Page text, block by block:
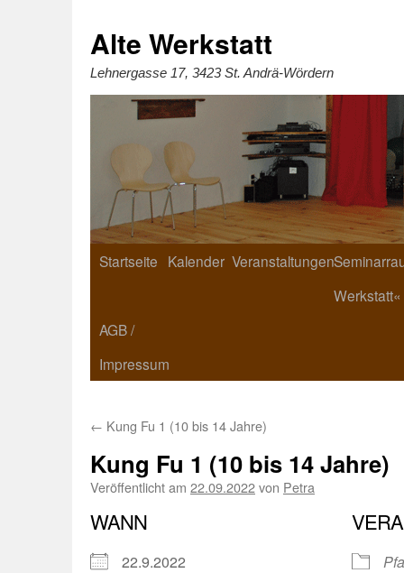
Alte Werkstatt
Lehnergasse 17, 3423 St. Andrä-Wördern
Startseite Kalender Veranstaltungen
Werkstatt«
AGB /
Impressum
← Kung Fu 1 (10 bis 14 Jahre)
Kung Fu 1 (10 bis 14 Jahre)
Veröffentlicht am 22.09.2022von Petra
WANN
22.9.2022